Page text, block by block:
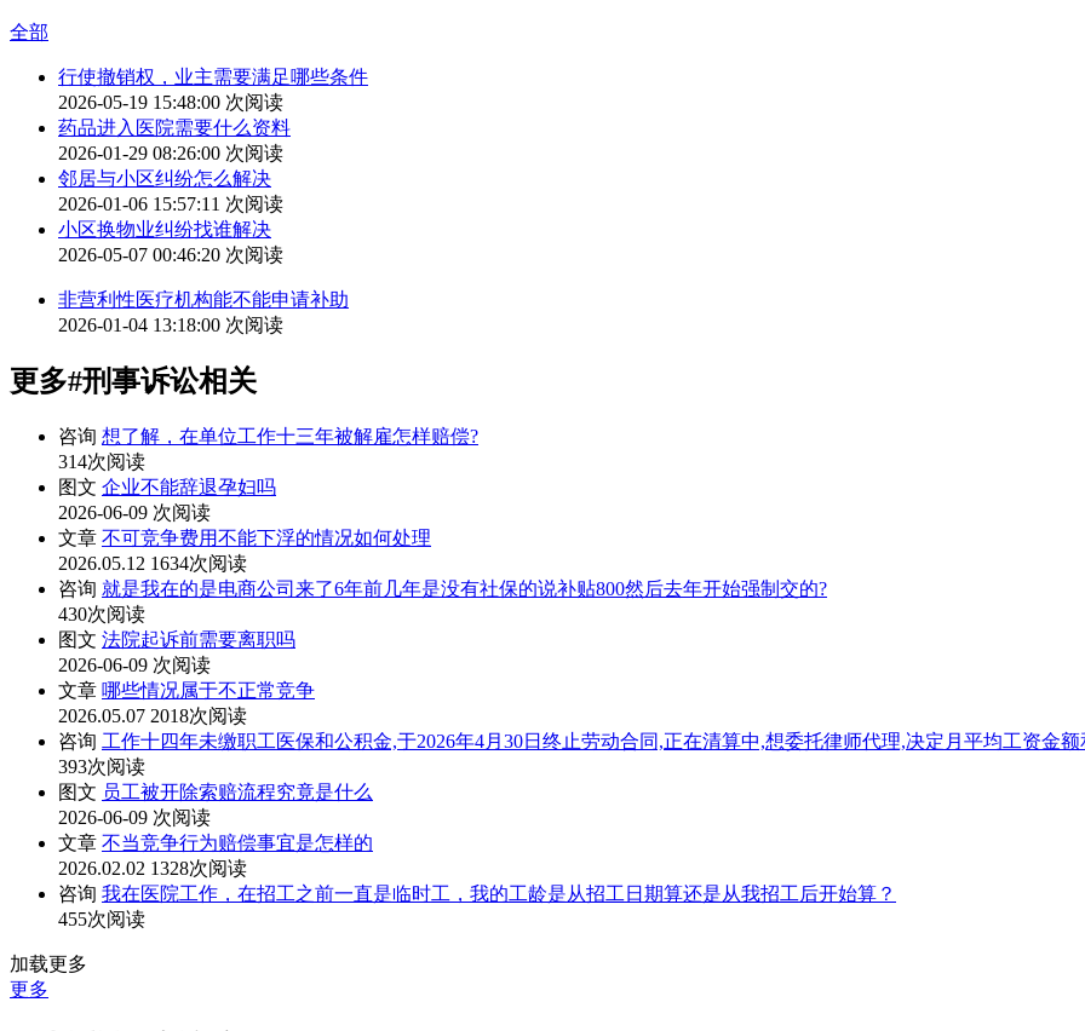
全部
行使撤销权，业主需要满足哪些条件
2026-05-19 15:48:00 次阅读
药品进入医院需要什么资料
2026-01-29 08:26:00 次阅读
邻居与小区纠纷怎么解决
2026-01-06 15:57:11 次阅读
小区换物业纠纷找谁解决
2026-05-07 00:46:20 次阅读
非营利性医疗机构能不能申请补助
2026-01-04 13:18:00 次阅读
更多#刑事诉讼相关
咨询 想了解，在单位工作十三年被解雇怎样赔偿?
314次阅读
图文 企业不能辞退孕妇吗
2026-06-09 次阅读
文章 不可竞争费用不能下浮的情况如何处理
2026.05.12 1634次阅读
咨询 就是我在的是电商公司来了6年前几年是没有社保的说补贴800然后去年开始强制交的?
430次阅读
图文 法院起诉前需要离职吗
2026-06-09 次阅读
文章 哪些情况属于不正常竞争
2026.05.07 2018次阅读
咨询 工作十四年未缴职工医保和公积金,于2026年4月30日终止劳动合同,正在清算中,想委托律师代理,决定月平均工资金
393次阅读
图文 员工被开除索赔流程究竟是什么
2026-06-09 次阅读
文章 不当竞争行为赔偿事宜是怎样的
2026.02.02 1328次阅读
咨询 我在医院工作，在招工之前一直是临时工，我的工龄是从招工日期算还是从我招工后开始算？
455次阅读
加载更多
更多